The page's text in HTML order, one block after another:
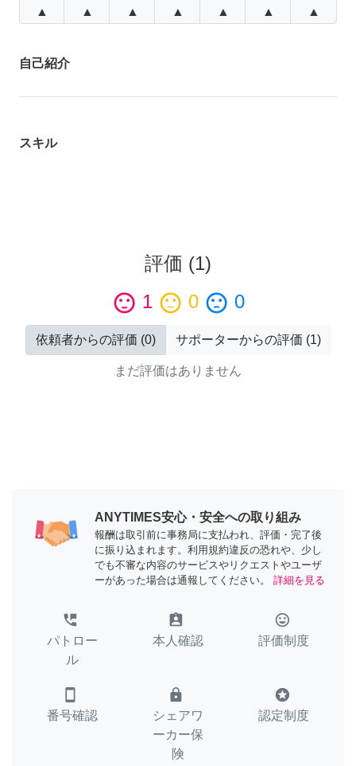
▲ ▲ ▲ ▲ ▲ ▲ ▲
自己紹介
スキル
評価 (1)
sentiment_satisfied 1 sentiment_neutral 0 sentiment_dissatisfied 0
依頼者からの評価 (0) サポーターからの評価 (1)
まだ評価はありません
ANYTIMES安心・安全への取り組み
報酬は取引前に事務局に支払われ、評価・完了後
に振り込まれます。利用規約違反の恐れや、少し
でも不審な内容のサービスやリクエストやユーザ
ーがあった場合は通報してください。
詳細を見る
perm_phone_msg
パトロー
ル
assignment_ind
本人確認
tag_faces
評価制度
smartphone
番号確認
lock
シェアワ
ーカー保
険
stars
認定制度